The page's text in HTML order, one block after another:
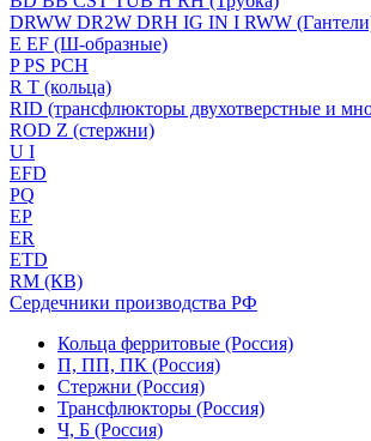
DRWW DR2W DRH IG IN I RWW
E EF (Ш-образные)
P PS PCH
R T (кольца)
RID (трансфлюкторы двухотверстные и
ROD Z (стержни)
U I
EFD
PQ
EP
ER
ETD
RM (КВ)
Сердечники производства РФ
Кольца ферритовые (Россия)
П, ПП, ПК (Россия)
Стержни (Россия)
Трансфлюкторы (Россия)
Ч, Б (Россия)